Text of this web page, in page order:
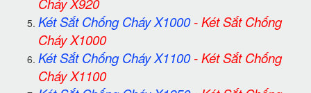
Két Sắt Chống Cháy X1000-Két Sắt Chống
Cháy X1000
Két Sắt Chống Cháy X1100-Két Sắt Chống
Cháy X1100